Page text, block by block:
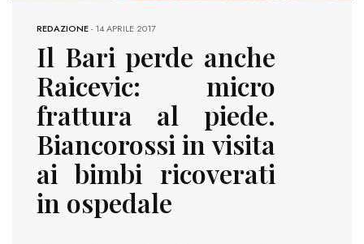
REDAZIONE-14 APRILE 2017
Il Bari perde anche
Raicevic: micro
frattura al piede.
Biancorossi in visita
ai bimbi ricoverati
in ospedale